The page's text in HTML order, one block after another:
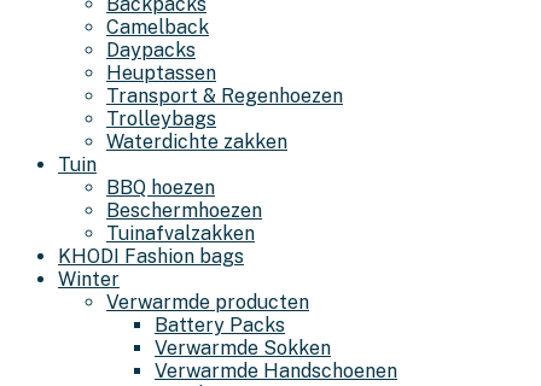
Camelback
Daypacks
Heuptassen
Transport & Regenhoezen
Trolleybags
Waterdichte zakken
Tuin
BBQ hoezen
Beschermhoezen
Tuinafvalzakken
KHODI Fashion bags
Winter
Verwarmde producten
Battery Packs
Verwarmde Sokken
Verwarmde Handschoenen